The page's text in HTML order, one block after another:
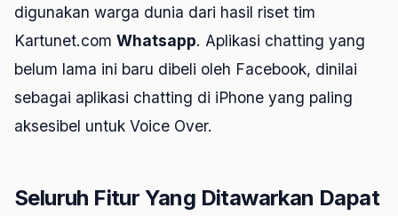
digunakan warga dunia dari hasil riset tim
Kartunet.com Whatsapp. Aplikasi chatting yang
belum lama ini baru dibeli oleh Facebook, dinilai
sebagai aplikasi chatting di iPhone yang paling
aksesibel untuk Voice Over.
Seluruh Fitur Yang Ditawarkan Dapat